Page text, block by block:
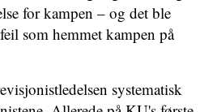
for kampen – og det ble
som hemmet kampen på
systematisk